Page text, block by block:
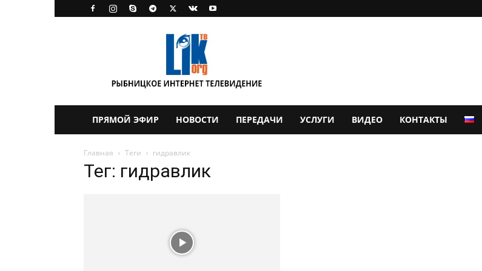
ПРЯМОЙ ЭФИР НОВОСТИ ПЕРЕДАЧИ УСЛУГИ ВИДЕО КОНТАКТЫ
Главная Теги гидравлик
Тег: гидравлик